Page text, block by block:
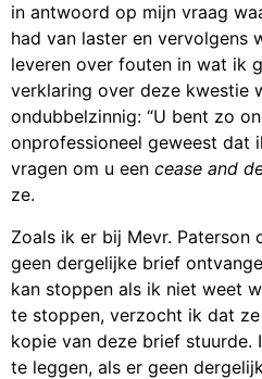
in antwoord op mijn vraag
had van laster en vervolgens
leveren over fouten in wat ik
verklaring over deze kwestie
ondubbelzinnig: “U bent zo
onprofessioneel geweest dat
vragen om u een cease and
ze.
Zoals ik er bij Mevr. Paterson
geen dergelijke brief
kan stoppen als ik niet weet
te stoppen, verzocht ik dat
kopie van deze brief stuurde.
te leggen, als er geen